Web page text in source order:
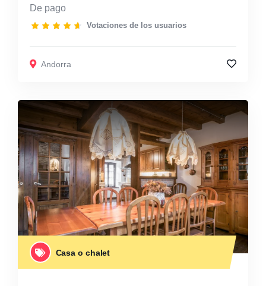
De pago
Votaciones de los usuarios
Andorra
Casa o chalet